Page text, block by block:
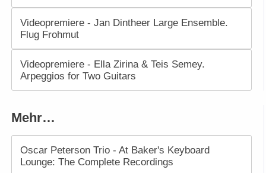
Videopremiere - Jan Dintheer Large Ensemble.
Flug Frohmut
Videopremiere - Ella Zirina & Teis Semey.
Arpeggios for Two Guitars
Mehr…
Oscar Peterson Trio - At Baker's Keyboard
Lounge: The Complete Recordings